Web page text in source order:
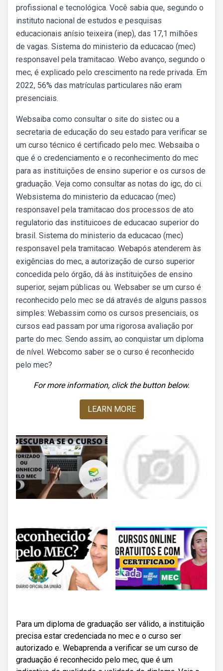
profissional e tecnológica. Você sabia que, segundo o
instituto nacional de estudos e pesquisas
educacionais anísio teixeira (inep), das 17,1 milhões
de vagas. Sistema do ministerio da educacao (mec)
responsavel pela tramitacao. Webo avanço, segundo o
mec, é explicado pelo crescimento na rede privada. Em
2022, 56% das matrículas particulares não eram
presenciais.
Websaiba como consultar o site do sistec ou a
secretaria de educação do seu estado para verificar se
um curso técnico é certificado pelo mec. Websaiba o
que é o credenciamento e o reconhecimento do mec
para as instituições de ensino superior e os cursos de
graduação. Veja como consultar as notas do igc, do ci.
Websistema do ministerio da educacao (mec)
responsavel pela tramitacao dos processos de ato
regulatorio das instituicoes de educacao superior do
brasil. Sistema do ministerio da educacao (mec)
responsavel pela tramitacao. Webapós atenderem às
exigências do mec, a autorização de curso superior
concedida pelo órgão, dá às instituições de ensino
superior, sejam públicas ou. Websaber se um curso é
reconhecido pelo mec se dá através de alguns passos
simples: Webassim como os cursos presenciais, os
cursos ead passam por uma rigorosa avaliação por
parte do mec. Sendo assim, ao conquistar um diploma
de nível. Webcomo saber se o curso é reconhecido
pelo mec?
For more information, click the button below.
LEARN MORE
Para um diploma de graduação ser válido, a instituição
precisa estar credenciada no mec e o curso ser
autorizado e. Webaprenda a verificar se um curso de
graduação é reconhecido pelo mec, que é um